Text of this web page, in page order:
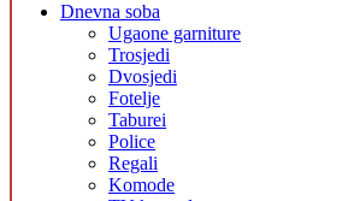
Dnevna soba
Ugaone garniture
Trosjedi
Dvosjedi
Fotelje
Taburei
Police
Regali
Komode